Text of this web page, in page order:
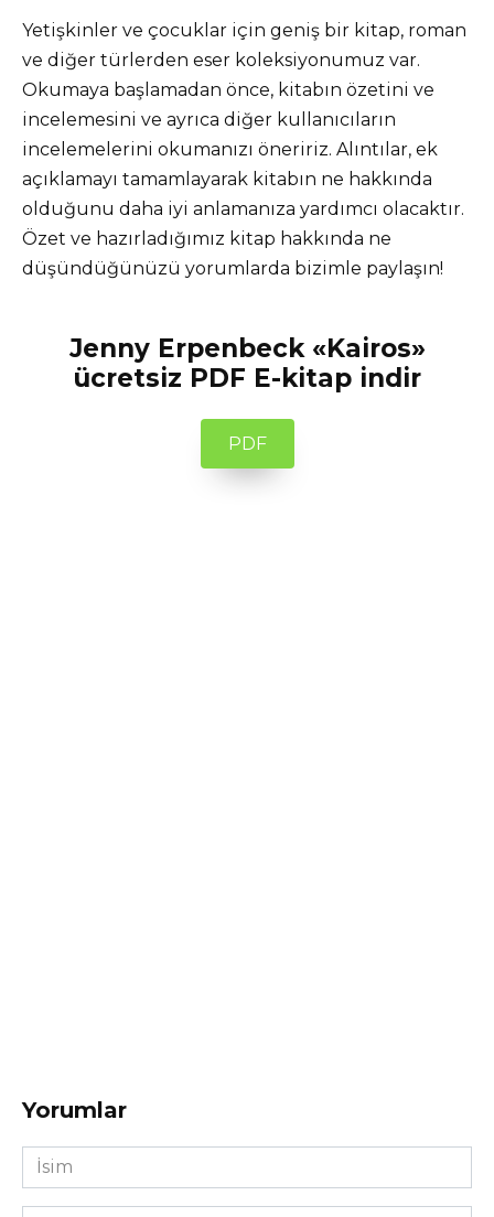
Yetişkinler ve çocuklar için geniş bir kitap, roman
ve diğer türlerden eser koleksiyonumuz var.
Okumaya başlamadan önce, kitabın özetini ve
incelemesini ve ayrıca diğer kullanıcıların
incelemelerini okumanızı öneririz. Alıntılar, ek
açıklamayı tamamlayarak kitabın ne hakkında
olduğunu daha iyi anlamanıza yardımcı olacaktır.
Özet ve hazırladığımız kitap hakkında ne
düşündüğünüzü yorumlarda bizimle paylaşın!
Jenny Erpenbeck «Kairos»
ücretsiz PDF E-kitap indir
PDF
Yorumlar
İsim
*